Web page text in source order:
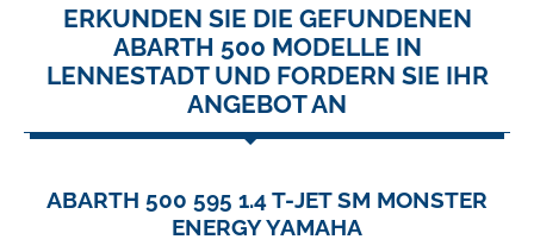
ERKUNDEN SIE DIE GEFUNDENEN
ABARTH 500 MODELLE IN
LENNESTADT UND FORDERN SIE IHR
ANGEBOT AN
ABARTH 500 595 1.4 T-JET SM MONSTER
ENERGY YAMAHA